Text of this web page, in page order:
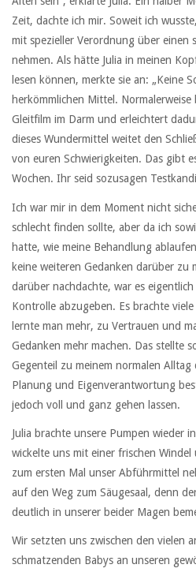
Zeit, dachte ich mir. Soweit ich
mit spezieller Verordnung über einen
nehmen. Als hätte Julia in meinen
lesen können, merkte sie an: „Keine
herkömmlichen Mittel.
Gleitfilm im Darm und erleichtert
dieses Wundermittel weitet den
von euren Schwierigkeiten. Das gibt
Wochen. Ihr seid sozusagen
Ich war mir in dem Moment nicht
schlecht finden sollte, aber da ich
hatte, wie meine Behandlung
keine weiteren Gedanken darüber zu
darüber nachdachte, war es
Kontrolle abzugeben. Es brachte
lernte man mehr, zu Vertrauen und
Gedanken mehr machen. Das stellte
Gegenteil zu meinem normalen
Planung und Eigenverantwortung
jedoch voll und ganz gehen lassen.
Julia brachte unsere Pumpen wieder
wickelte uns mit einer frischen
zum ersten Mal unser Abführmittel
auf den Weg zum Säugesaal, denn
deutlich in unserer beider Magen
Wir setzten uns zwischen den vielen
schmatzenden Babys an unseren